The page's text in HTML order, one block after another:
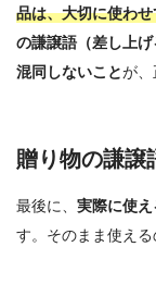
品は、大切に使わ
の謙譲語（差し上
混同しないことが、
贈り物の謙譲
最後に、 実際に使
す。そのまま使える